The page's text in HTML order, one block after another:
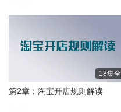
18集全
第2章：淘宝开店规则解读